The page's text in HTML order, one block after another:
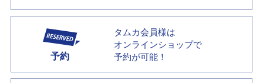
予約
タムカ会員様は
オンラインショップで
予約が可能！